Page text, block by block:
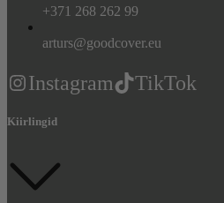
+371 268 262 99
arturs@goodcover.eu
Instagram TikTok
Kiirlingid